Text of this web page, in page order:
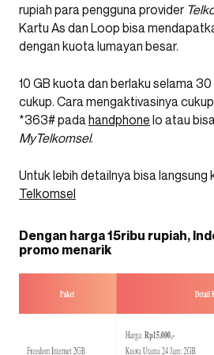
rupiah para pengguna provider
Kartu As dan Loop bisa
dengan kuota lumayan besar.
10 GB kuota dan berlaku selama
cukup. Cara mengaktivasinya
*363# pada handphone lo atau
MyTelkomsel.
Untuk lebih detailnya bisa langsung
Telkomsel
Dengan harga 15ribu rupiah,
promo menarik